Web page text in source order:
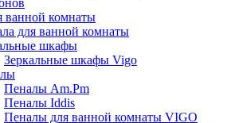
ванной комнаты
для ванной комнаты
шкафы
Зеркальные шкафы Vigo
Пеналы Am.Pm
Пеналы Iddis
Пеналы для ванной комнаты VIGO